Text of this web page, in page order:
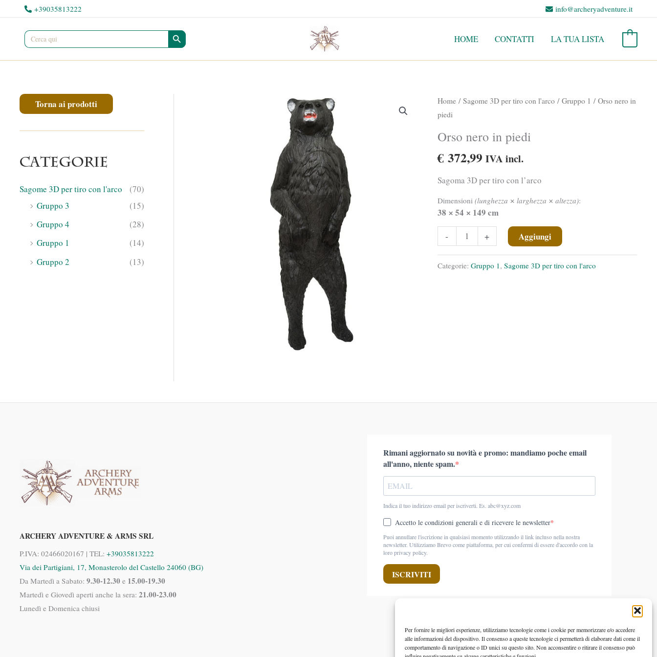
Per fornire le migliori esperienze, utilizziamo tecnologie come i cookie per memorizzare e/o accedere
alle informazioni del dispositivo. Il consenso a queste tecnologie ci permetterà di elaborare dati come il
comportamento di navigazione o ID unici su questo sito. Non acconsentire o ritirare il consenso può
al
contenuto
+39035813222 info@archeryadventure.it
Search
for:
Search Button
HOME
CONTATTI LA TUA LISTA
Torna ai prodotti
Categorie
Sagome 3D per tiro con l'arco
(70)
Gruppo 3
(15)
Gruppo 4
(28)
Gruppo 1
(14)
Gruppo 2
(13)
Home/Sagome 3D per tiro con l'arco/Gruppo 1 / Orso nero in
piedi
Orso nero in piedi
€372,99 IVA incl.
Sagoma 3D per tiro con l’arco
Dimensioni (lunghezza ✕ larghezza ✕ altezza):
38 ✕ 54 ✕ 149 cm
-
nero
piedi
+ Aggiungi
Categorie: Gruppo 1, Sagome 3D per tiro con l'arco
ARCHERY ADVENTURE & ARMS SRL
P.IVA: 02466020167 | TEL: +39035813222
Via dei Partigiani, 17, Monasterolo del Castello 24060 (BG)
Da Martedì a Sabato: 9.30-12.30 e 15.00-19.30
Martedì e Giovedì aperti anche la sera: 21.00-23.00
Lunedì e Domenica chiusi